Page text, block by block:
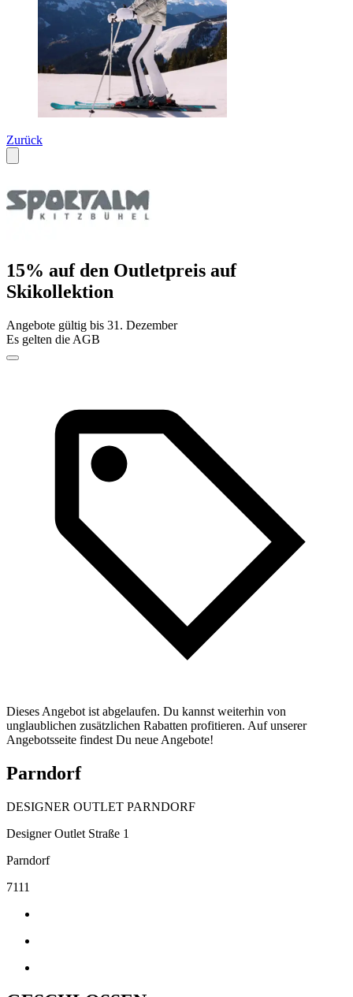
Zurück
15% auf den Outletpreis auf
Skikollektion
Angebote gültig bis 31. Dezember
Es gelten die AGB
Dieses Angebot ist abgelaufen. Du kannst weiterhin von
unglaublichen zusätzlichen Rabatten profitieren. Auf unserer
Angebotsseite findest Du neue Angebote!
Parndorf
DESIGNER OUTLET PARNDORF
Designer Outlet Straße 1
Parndorf
7111